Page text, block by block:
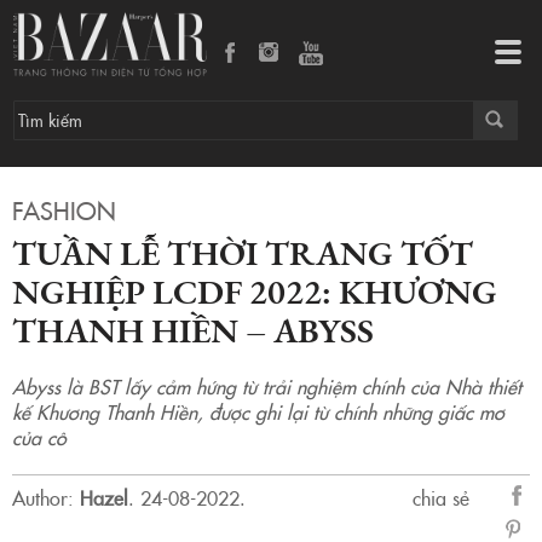
FASHION
TUẦN LỄ THỜI TRANG TỐT
NGHIỆP LCDF 2022: KHƯƠNG
THANH HIỀN – ABYSS
Abyss là BST lấy cảm hứng từ trải nghiệm chính của Nhà thiết
kế Khương Thanh Hiền, được ghi lại từ chính những giấc mơ
của cô
Author: Hazel. 24-08-2022.
chia sẻ
sẻ